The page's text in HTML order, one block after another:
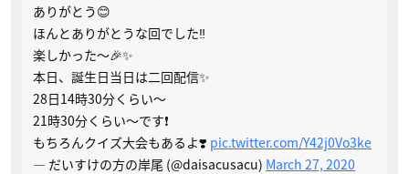
ありがとう😊
ほんとありがとうな回でした‼️
楽しかった〜🎉✨
本日、誕生日当日は二回配信✨
28日14時30分くらい〜
21時30分くらい〜です❗️
もちろんクイズ大会もあるよ❣️ pic.twitter.com/Y42j0Vo3ke
— だいすけの方の岸尾 (@daisacusacu) March 27, 2020